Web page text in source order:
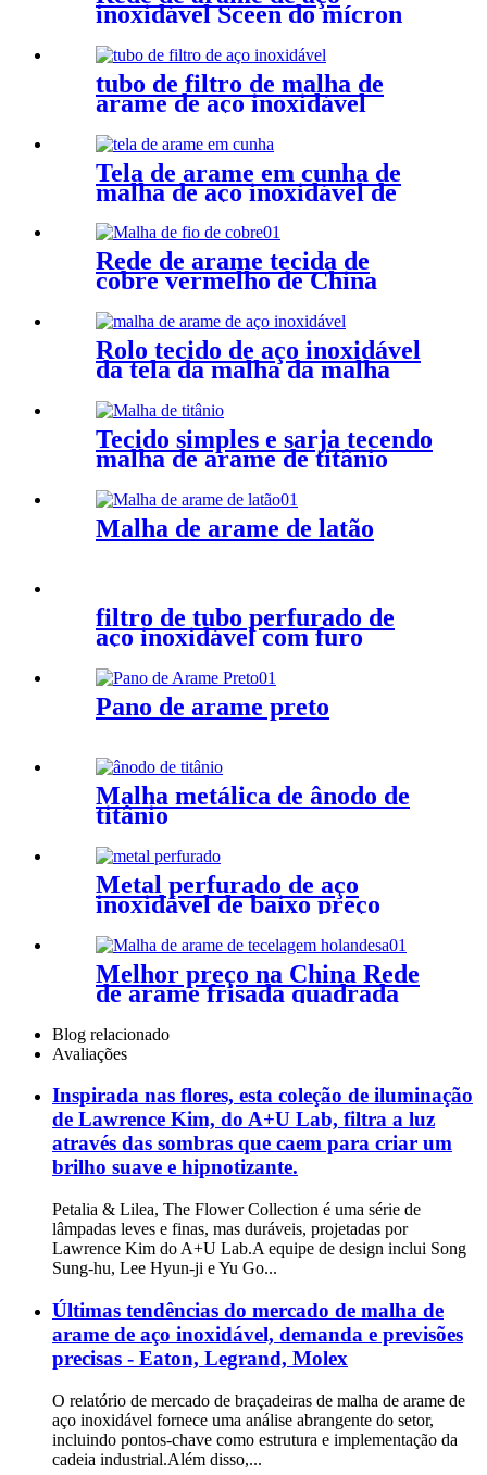
inoxidável Sceen do mícron
100
tubo de filtro de malha de
arame de aço inoxidável
Tela de arame em cunha de
malha de aço inoxidável de
alta qualidade
Rede de arame tecida de
cobre vermelho de China
filtrar
Rolo tecido de aço inoxidável
da tela da malha da malha
rede de arame do Micon do
pano da filtragem da folha da
tela do filtro
Tecido simples e sarja tecendo
malha de arame de titânio
Malha de arame de latão
filtro de tubo perfurado de
aço inoxidável com furo
redondo
Pano de arame preto
Malha metálica de ânodo de
titânio
Metal perfurado de aço
inoxidável de baixo preço
para elementos arquitetônicos
Melhor preço na China Rede
de arame frisada quadrada
decorativa de cobre holandês
sinterizado
Blog relacionado
Avaliações
Inspirada nas flores, esta coleção de iluminação
de Lawrence Kim, do A+U Lab, filtra a luz
através das sombras que caem para criar um
brilho suave e hipnotizante.
Petalia & Lilea, The Flower Collection é uma série de
lâmpadas leves e finas, mas duráveis, projetadas por
Lawrence Kim do A+U Lab.A equipe de design inclui Song
Sung-hu, Lee Hyun-ji e Yu Go...
Últimas tendências do mercado de malha de
arame de aço inoxidável, demanda e previsões
precisas - Eaton, Legrand, Molex
O relatório de mercado de braçadeiras de malha de arame de
aço inoxidável fornece uma análise abrangente do setor,
incluindo pontos-chave como estrutura e implementação da
cadeia industrial.Além disso,...